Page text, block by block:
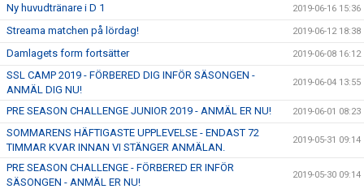
Ny huvudtränare i D 1 2019-06-16 15:36
Streama matchen på lördag! 2019-06-12 18:38
Damlagets form fortsätter 2019-06-08 16:12
SSL CAMP 2019 - FÖRBERED DIG INFÖR SÄSONGEN -
ANMÄL DIG NU!
2019-06-04 13:55
PRE SEASON CHALLENGE JUNIOR 2019 - ANMÄL ER NU! 2019-06-01 08:23
SOMMARENS HÄFTIGASTE UPPLEVELSE - ENDAST 72
TIMMAR KVAR INNAN VI STÄNGER ANMÄLAN.
2019-05-31 09:14
PRE SEASON CHALLENGE - FÖRBERED ER INFÖR
SÄSONGEN - ANMÄL ER NU!
2019-05-30 09:14